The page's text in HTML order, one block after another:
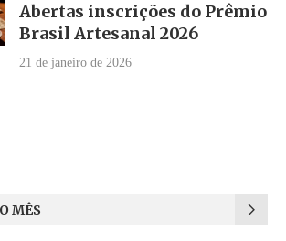
Abertas inscrições do Prêmio
Brasil Artesanal 2026
21 de janeiro de 2026
MÊS